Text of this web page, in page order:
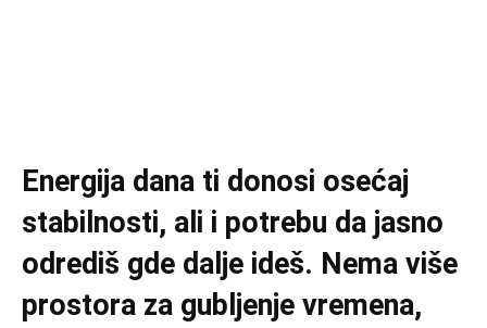
Energija dana ti donosi osećaj
stabilnosti, ali i potrebu da jasno
odrediš gde dalje ideš. Nema više
prostora za gubljenje vremena,